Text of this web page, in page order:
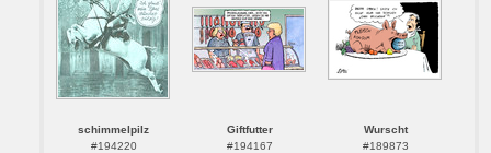
schimmelpilz
#194220
Giftfutter
#194167
Wurscht
#189873